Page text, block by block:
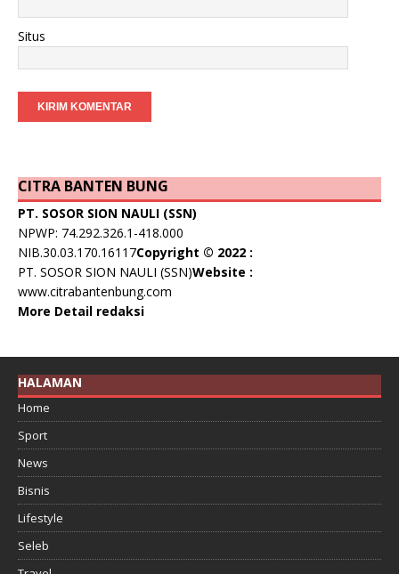
Situs
CITRA BANTEN BUNG
PT. SOSOR SION NAULI (SSN)
NPWP: 74.292.326.1-418.000
NIB.30.03.170.16117Copyright © 2022 :
PT. SOSOR SION NAULI (SSN)Website :
www.citrabantenbung.com
More Detail redaksi
HALAMAN
Home
Sport
News
Bisnis
Lifestyle
Seleb